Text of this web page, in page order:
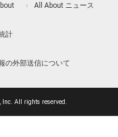
All About ニュース
計
の外部送信について
All rights reserved.